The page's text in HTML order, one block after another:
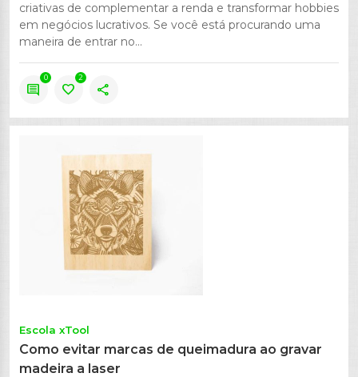
criativas de complementar a renda e transformar hobbies
em negócios lucrativos. Se você está procurando uma
maneira de entrar no...
comment
0
favorite
2
share
Escola xTool
Como evitar marcas de queimadura ao gravar
madeira a laser